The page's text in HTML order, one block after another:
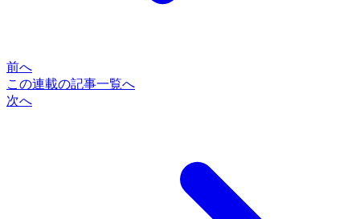
前へ
この連載の記事一覧へ
次へ